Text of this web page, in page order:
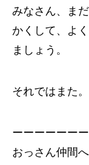
みなさん、ま
かくして、よ
ましょう。
それではまた。
ーーーーーー
おっさん仲間